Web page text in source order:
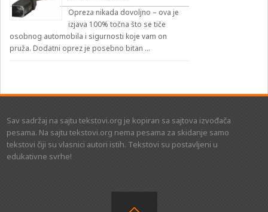
Opreza nikada dovoljno – ova je
izjava 100% točna što se tiče
osobnog automobila i sigurnosti koje vam on
pruža. Dodatni oprez je posebno bitan …
Sav sadržaj na sajtu tekstovi.org je kopiran sa sajtova izvođača
pesama. Na sajtu tekstovi.org nema pesama za skidanje samo
tekstovi čiji su vlasnici autori istih. Tekstovi su postavljeni u
edukativne svrhe!